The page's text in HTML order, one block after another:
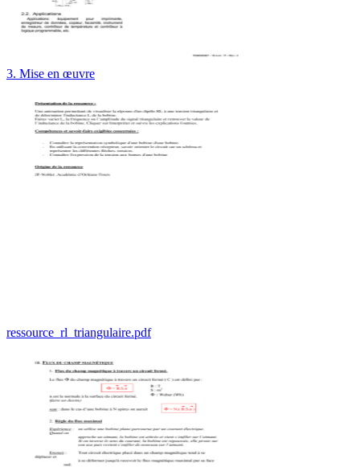
3. Mise en œuvre
ressource_rl_triangulaire.pdf